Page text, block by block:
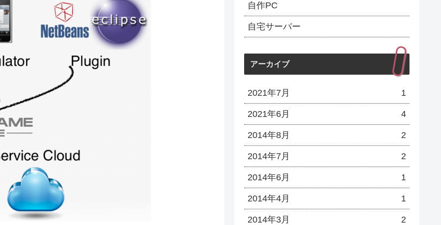
自作PC
自宅サーバー
アーカイブ
2021年7月 1
2021年6月 4
2014年8月 2
2014年7月 2
2014年6月 1
2014年4月 1
2014年3月 2